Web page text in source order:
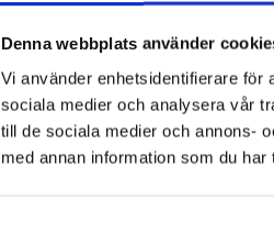
Denna webbplats använder
Vi använder enhetsidentifierare för
sociala medier och analysera vår
till de sociala medier och annons-
med annan information som du